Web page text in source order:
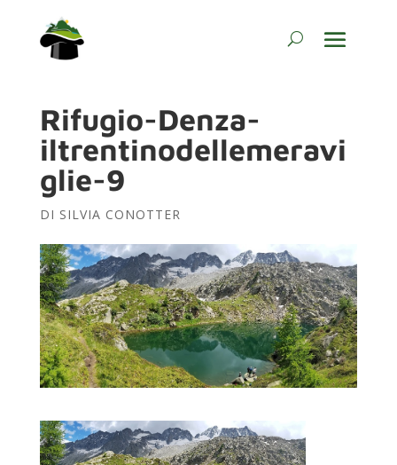
Rifugio-Denza-
iltrentinodellemeravi
glie-9
DI SILVIA CONOTTER